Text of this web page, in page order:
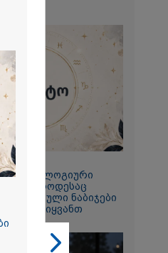
ასტროლოგიური
- დღე, როდესაც
გაბედული ნაბიჯები
მიგიყვანთ